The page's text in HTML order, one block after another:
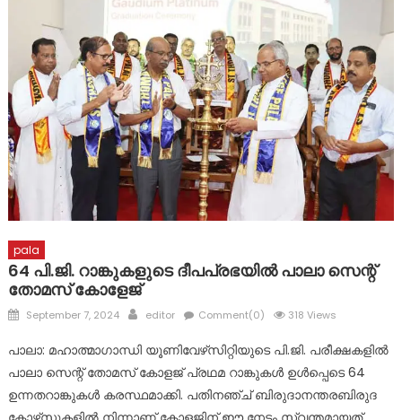
ചി​ങ്ങ​വ​ന​ത്ത് കാ​റും ലോ​റി​യും കൂ​ട്ടി​യി​ടി​ച്ച് അ​പ​ക​ടം; ദ​മ്പ​തി​ക​
ൾ​ക്ക് പ​രി​ക്ക്
ഹിരോഷിമ ദിനത്തിൽ പ്രത്യേകം തയ്യാറാക്കിയ സ്മൃതി
മണ്ഡപത്തിൽ പുഷ്പാർച്ചന നടത്തി കൊഴുവനാൽ SJNHSS
ലെ കുട്ടികൾ
കാറുകൾ തമ്മിൽ കൂട്ടിയിടിച്ച് അപകടം
pala
64 പി.ജി. റാങ്കുകളുടെ ദീപപ്രഭയില്‍ പാലാ സെന്റ്
തോമസ് കോളേജ്
Posted
September 7, 2024 Author
editor Comment(0) 318 Views
പാലാ: മഹാത്മാഗാന്ധി യൂണിവേഴ്‌സിറ്റിയുടെ പി.ജി. പരീക്ഷകളില്‍
പാലാ സെന്റ് തോമസ് കോളജ് പ്രഥമ റാങ്കുകള്‍ ഉള്‍പ്പെടെ 64
ഉന്നതറാങ്കുകള്‍ കരസ്ഥമാക്കി. പതിനഞ്ച് ബിരുദാനന്തരബിരുദ